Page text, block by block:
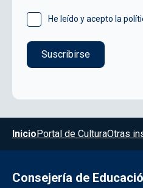
He leído y acepto la
Menú del pie
InicioPortal de CulturaOtras
Consejería de